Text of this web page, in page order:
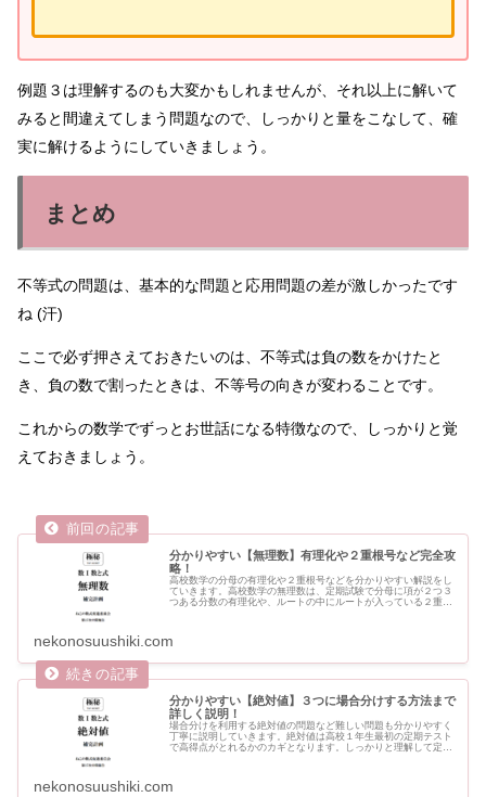
例題３は理解するのも大変かもしれませんが、それ以上に解いて
みると間違えてしまう問題なので、しっかりと量をこなして、確
実に解けるようにしていきましょう。
まとめ
不等式の問題は、基本的な問題と応用問題の差が激しかったです
ね (汗)
ここで必ず押さえておきたいのは、不等式は負の数をかけたと
き、負の数で割ったときは、不等号の向きが変わることです。
これからの数学でずっとお世話になる特徴なので、しっかりと覚
えておきましょう。
分かりやすい【無理数】有理化や２重根号など完全攻
略！
高校数学の分母の有理化や２重根号などを分かりやすい解説をし
ていきます。高校数学の無理数は、定期試験で分母に項が２つ３
つある分数の有理化や、ルートの中にルートが入っている２重根
nekonosuushiki.com
分かりやすい【絶対値】３つに場合分けする方法まで
詳しく説明！
場合分けを利用する絶対値の問題など難しい問題も分かりやすく
丁寧に説明していきます。絶対値は高校１年生最初の定期テスト
で高得点がとれるかのカギとなります。しっかりと理解して定期
nekonosuushiki.com